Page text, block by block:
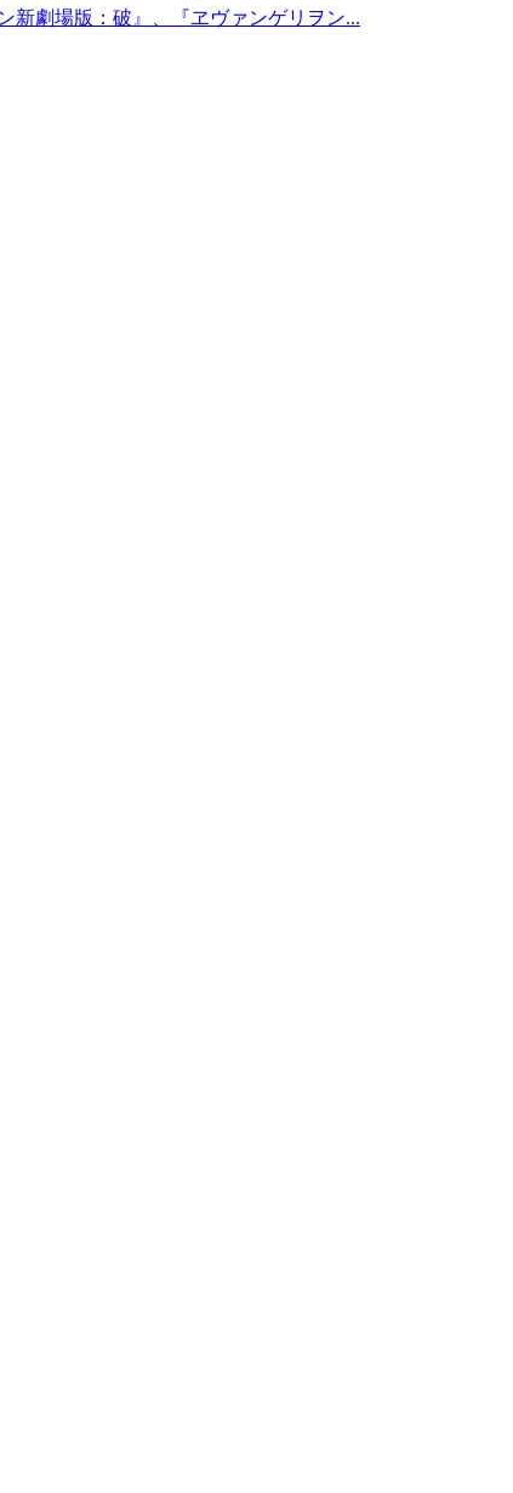
新劇場版：破』、『ヱヴァンゲリヲン...